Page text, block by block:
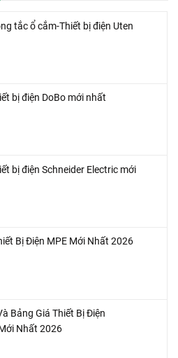
tắc ổ cắm-Thiết bị điện Uten
bị điện DoBo mới nhất
bị điện Schneider Electric mới
Bị Điện MPE Mới Nhất 2026
Bảng Giá Thiết Bị Điện
Nhất 2026